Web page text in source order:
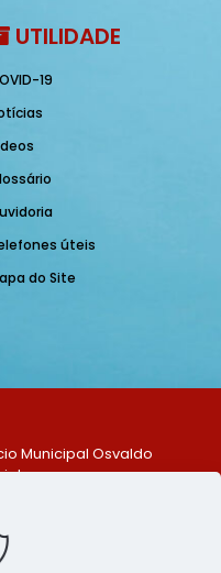
UTILIDADE
19
úteis
do Site
Municipal Osvaldo
CEP: 553370-128
1569